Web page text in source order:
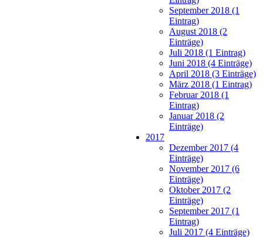
September 2018 (1
Eintrag)
August 2018 (2
Einträge)
Juli 2018 (1 Eintrag)
Juni 2018 (4 Einträge)
April 2018 (3 Einträge)
März 2018 (1 Eintrag)
Februar 2018 (1
Eintrag)
Januar 2018 (2
Einträge)
2017
Dezember 2017 (4
Einträge)
November 2017 (6
Einträge)
Oktober 2017 (2
Einträge)
September 2017 (1
Eintrag)
Juli 2017 (4 Einträge)